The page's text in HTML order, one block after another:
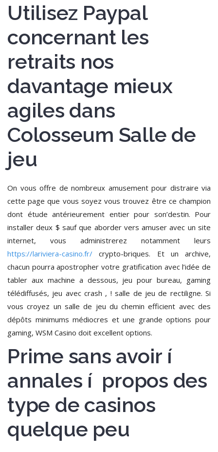
Utilisez Paypal
concernant les
retraits nos
davantage mieux
agiles dans
Colosseum Salle de
jeu
On vous offre de nombreux amusement pour distraire via
cette page que vous soyez vous trouvez être ce champion
dont étude antérieurement entier pour son’destin. Pour
installer deux $ sauf que aborder vers amuser avec un site
internet, vous administrerez notamment leurs
https://lariviera-casino.fr/ crypto-briques. Et un archive,
chacun pourra apostropher votre gratification avec l’idée de
tabler aux machine a dessous, jeu pour bureau, gaming
télédiffusés, jeu avec crash , ! salle de jeu de rectiligne. Si
vous croyez un salle de jeu du chemin efficient avec des
dépôts minimums médiocres et une grande options pour
gaming, WSM Casino doit excellent options.
Prime sans avoir í
annales í propos des
type de casinos
quelque peu